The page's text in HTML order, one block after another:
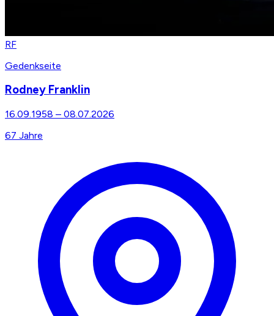
RF
Gedenkseite
Rodney Franklin
16.09.1958 – 08.07.2026
67 Jahre